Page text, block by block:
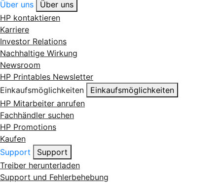
Über uns
Über uns
HP kontaktieren
Karriere
Investor Relations
Nachhaltige Wirkung
Newsroom
HP Printables Newsletter
Einkaufsmöglichkeiten
Einkaufsmöglichkeiten
HP Mitarbeiter anrufen
Fachhändler suchen
HP Promotions
Kaufen
Support
Support
Treiber herunterladen
Support und Fehlerbehebung